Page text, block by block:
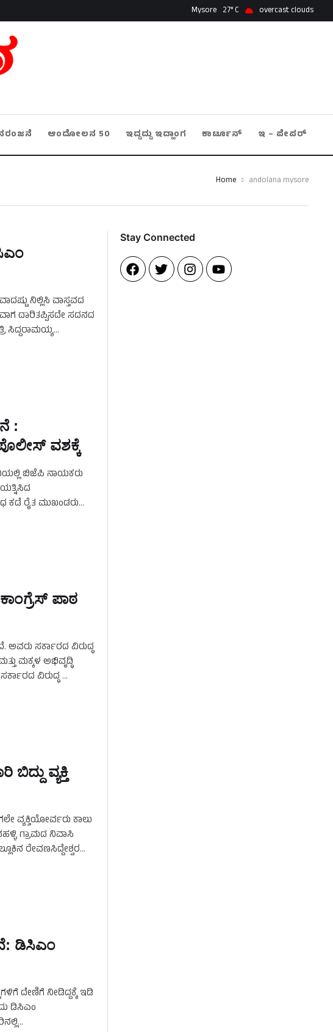
Mysore 27 overcast clouds
ಆಂದೋಲನ 50 ಇದ್ದದ್ದು ಇದ್ಹಾಂಗ ಕಾರ್ಟೂನ್ ಇ – ಪೇಪರ್
Home andolana mysore
ನಿಲ್ಲಿಸಿ ವಾಸ್ತವದ
ದಾರಿತಪ್ಪಿಸದೇ ಸದನದ
ಸಿದ್ದರಾಮಯ್ಯ
:
ವಶಕ್ಕೆ
ಬಿಜೆಪಿ ನಾಯಕರು
ಕಡೆ ರೈತ ಮುಖಂಡರು
ಪಾಠ
ಸರ್ಕಾರದ ವಿರುದ್ಧ
ಮಕ್ಕಳ ಅಭಿವೃದ್ಧಿ
ವಿರುದ್ಧ …
ಬಿದ್ದು ವ್ಯಕ್ತಿ
ವ್ಯಕ್ತಿಯೋರ್ವರು ಕಾಲು
ಗ್ರಾಮದ ನಿವಾಸಿ
ರೇವಣಸಿದ್ದೇಶ್ವರ
ಡಿಸಿಎಂ
ದೇಣಿಗೆ ನೀಡಿದ್ದಕ್ಕೆ ಇಡಿ
ಡಿಸಿಎಂ
Stay Connected​